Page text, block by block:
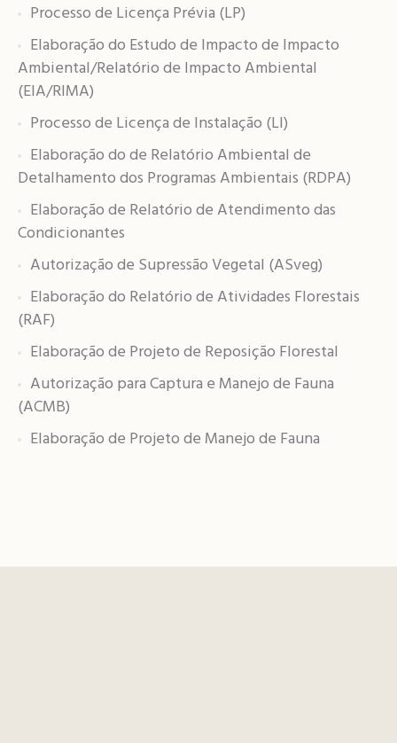
Processo de Licença Prévia (LP)
Elaboração do Estudo de Impacto de Impacto
Ambiental/Relatório de Impacto Ambiental
(EIA/RIMA)
Processo de Licença de Instalação (LI)
Elaboração do de Relatório Ambiental de
Detalhamento dos Programas Ambientais (RDPA)
Elaboração de Relatório de Atendimento das
Condicionantes
Autorização de Supressão Vegetal (ASveg)
Elaboração do Relatório de Atividades Florestais
(RAF)
Elaboração de Projeto de Reposição Florestal
Autorização para Captura e Manejo de Fauna
(ACMB)
Elaboração de Projeto de Manejo de Fauna